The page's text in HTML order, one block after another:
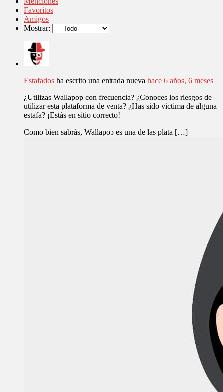
Favoritos
Amigos
Mostrar:
Estafados ha escrito una entrada nueva hace 6 años, 6 meses
¿Utilizas Wallapop con frecuencia? ¿Conoces los riesgos de
utilizar esta plataforma de venta? ¿Has sido victima de alguna
estafa? ¡Estás en sitio correcto!
Como bien sabrás, Wallapop es una de las plata […]